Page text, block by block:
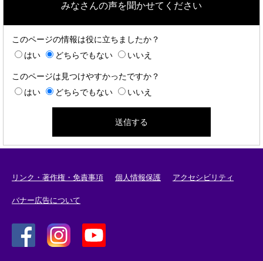
みなさんの声を聞かせてください
このページの情報は役に立ちましたか？
はい
どちらでもない いいえ
このページは見つけやすかったですか？
はい
どちらでもない いいえ
リンク・著作権・免責事項 個人情報保護 アクセシビリティ
バナー広告について